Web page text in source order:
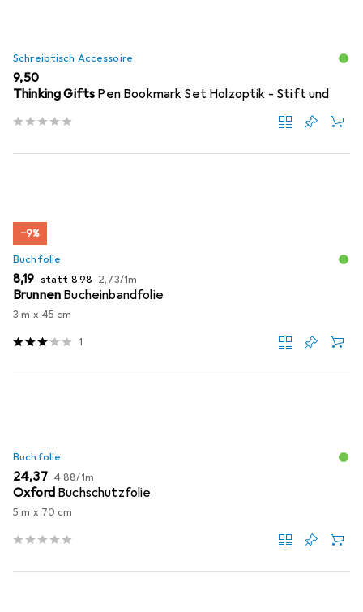
Schreibtisch Accessoire
EUR
9,50
Thinking Gifts Pen Bookmark Set Holzoptik - Stift und
−9%
Buchfolie
EUR
8,19 statt EUR
8,98 EUR
2,73/1m
Brunnen Bucheinbandfolie
3 m x 45 cm
1
Buchfolie
EUR
24,37 EUR
4,88/1m
Oxford Buchschutzfolie
5 m x 70 cm